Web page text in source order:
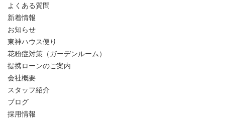
よくある質問
新着情報
お知らせ
東神ハウス便り
花粉症対策（ガーデンルーム）
提携ローンのご案内
会社概要
スタッフ紹介
ブログ
採用情報